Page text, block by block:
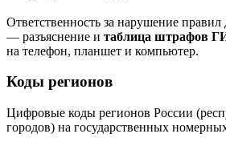
Ответственность за нарушение
— разъяснение и таблица штрафов
на телефон, планшет и компьютер.
Коды регионов
Цифровые коды регионов России
городов) на государственных